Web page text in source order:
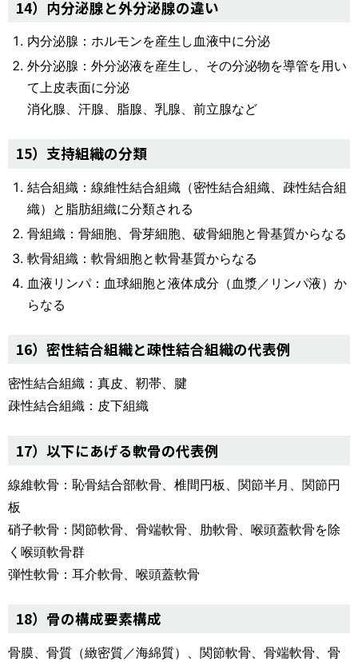
14）内分泌腺と外分泌腺の違い
内分泌腺：ホルモンを産生し血液中に分泌
外分泌腺：外分泌液を産生し、その分泌物を導管を用い
て上皮表面に分泌
消化腺、汗腺、脂腺、乳腺、前立腺など
15）支持組織の分類
結合組織：線維性結合組織（密性結合組織、疎性結合組
織）と脂肪組織に分類される
骨組織：骨細胞、骨芽細胞、破骨細胞と骨基質からなる
軟骨組織：軟骨細胞と軟骨基質からなる
血液リンパ：血球細胞と液体成分（血漿／リンパ液）か
らなる
16）密性結合組織と疎性結合組織の代表例
密性結合組織：真皮、靭帯、腱
疎性結合組織：皮下組織
17）以下にあげる軟骨の代表例
線維軟骨：恥骨結合部軟骨、椎間円板、関節半月、関節円
板
硝子軟骨：関節軟骨、骨端軟骨、肋軟骨、喉頭蓋軟骨を除
く喉頭軟骨群
弾性軟骨：耳介軟骨、喉頭蓋軟骨
18）骨の構成要素構成
骨膜、骨質（緻密質／海綿質）、関節軟骨、骨端軟骨、骨